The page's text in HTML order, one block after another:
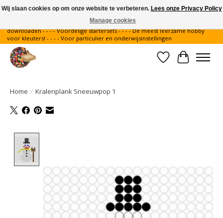
Gratis verzending binnen Nederland - - - - Legvoorbeelden gratis te
downloaden - - - - Voordelige startersets - - - - De meest leerzame hobby
voor kleuters! - - - - Voor particulier en onderwijsinstellingen
Verlanglijst
Home / Kralenplank Sneeuwpop 1
Wij slaan cookies op om onze website te verbeteren. Lees onze Privacy Policy
Manage cookies